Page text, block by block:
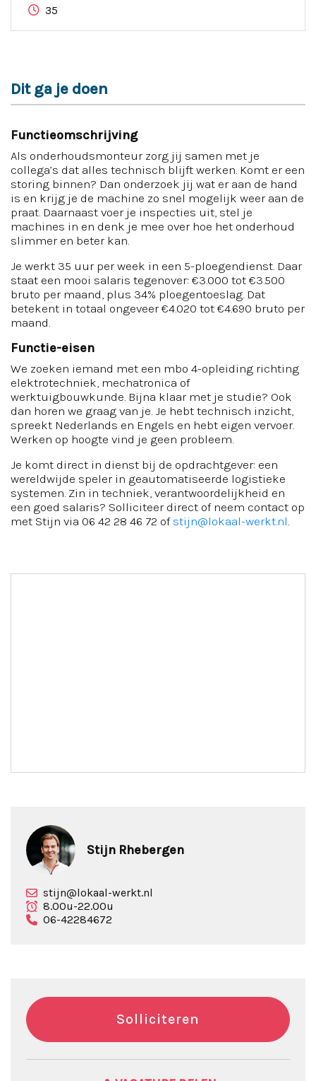
35
Dit ga je doen
Functieomschrijving
Als onderhoudsmonteur zorg jij samen met je
collega’s dat alles technisch blijft werken. Komt er een
storing binnen? Dan onderzoek jij wat er aan de hand
is en krijg je de machine zo snel mogelijk weer aan de
praat. Daarnaast voer je inspecties uit, stel je
machines in en denk je mee over hoe het onderhoud
slimmer en beter kan.
Je werkt 35 uur per week in een 5-ploegendienst. Daar
staat een mooi salaris tegenover: €3.000 tot €3.500
bruto per maand, plus 34% ploegentoeslag. Dat
betekent in totaal ongeveer €4.020 tot €4.690 bruto per
maand.
Functie-eisen
We zoeken iemand met een mbo 4-opleiding richting
elektrotechniek, mechatronica of
werktuigbouwkunde. Bijna klaar met je studie? Ook
dan horen we graag van je. Je hebt technisch inzicht,
spreekt Nederlands en Engels en hebt eigen vervoer.
Werken op hoogte vind je geen probleem.
Je komt direct in dienst bij de opdrachtgever: een
wereldwijde speler in geautomatiseerde logistieke
systemen. Zin in techniek, verantwoordelijkheid en
een goed salaris? Solliciteer direct of neem contact op
met Stijn via 06 42 28 46 72 of stijn@lokaal-werkt.nl.
Stijn Rhebergen
stijn@lokaal-werkt.nl
8.00u-22.00u
06-42284672
Solliciteren